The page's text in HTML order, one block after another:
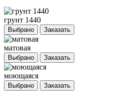
грунт 1440
Выбрано Заказать
матовая
Выбрано Заказать
моющаяся
Выбрано Заказать